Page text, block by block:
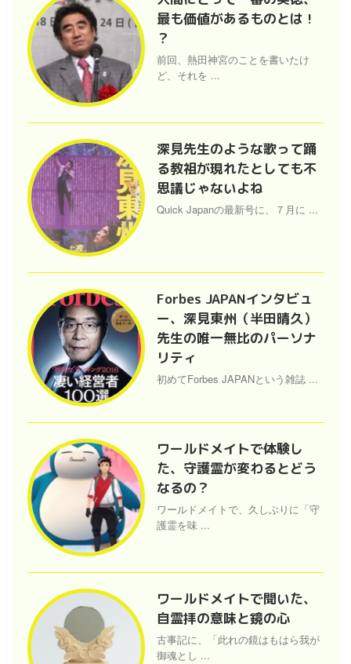
最も価値があるものとは !
？
前回、熱田神宮のことを書いたけ
ど、それを ...
深見先生のような歌って踊
る教祖が現れたとしても不
思議じゃないよね
Quick Japanの最新号に、７月に ...
Forbes JAPANインタビュ
ー、深見東州（半田晴久）
先生の唯一無比のパーソナ
リティ
初めてForbes JAPANという雑誌 ...
ワールドメイトで体験し
た、守護霊が変わるとどう
なるの？
ワールドメイトで、久しぶりに「守
護霊を味 ...
ワールドメイトで聞いた、
自霊拝の意味と鏡の心
古事記に、「此れの鏡はもはら我が
御魂とし ...